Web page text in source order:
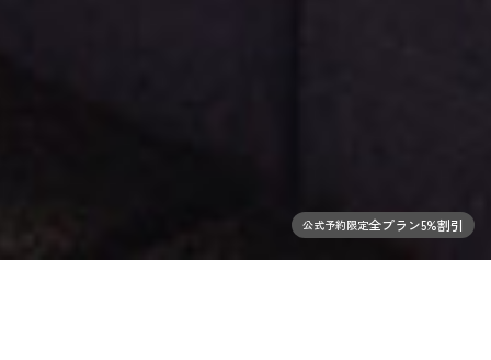
公式予約限定全プラン5%割引